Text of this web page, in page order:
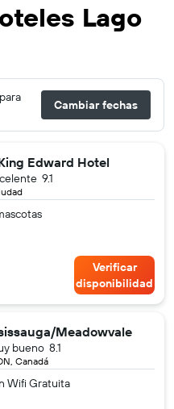
Lago
Cambiar fechas
Edward Hotel
9.1
Verificar
disponibilidad
Meadowvale
Canadá
8.1
bueno
Wifi Gratuita